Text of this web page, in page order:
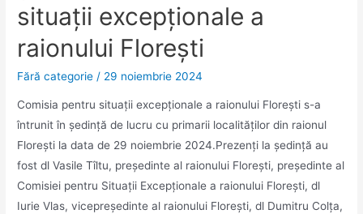
situații excepționale a
raionului Florești
Fără categorie / 29 noiembrie 2024
Comisia pentru situații excepționale a raionului Florești s-a
întrunit în ședință de lucru cu primarii localităților din raionul
Florești la data de 29 noiembrie 2024.Prezenți la ședință au
fost dl Vasile Tîltu, președinte al raionului Florești, președinte al
Comisiei pentru Situații Excepționale a raionului Florești, dl
Iurie Vlas, vicepreședinte al raionului Florești, dl Dumitru Colța,